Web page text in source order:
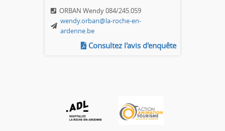
ORBAN Wendy 084/245.059
wendy.orban@la-roche-en-
ardenne.be
Consultez l'avis d'enquête